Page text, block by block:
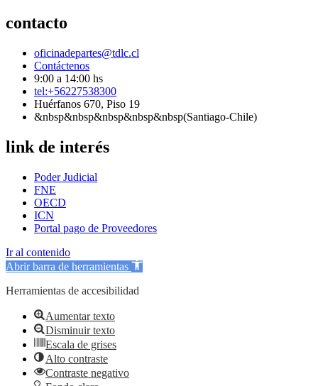
contacto
oficinadepartes@tdlc.cl
Contáctenos
9:00 a 14:00 hs
tel:+56227538300
Huérfanos 670, Piso 19
&nbsp&nbsp&nbsp&nbsp&nbsp(Santiago-Chile)
link de interés
Poder Judicial
FNE
OECD
ICN
Portal pago de Proveedores
Ir al contenido
Abrir barra de herramientas
Herramientas de accesibilidad
Aumentar texto
Disminuir texto
Escala de grises
Alto contraste
Contraste negativo